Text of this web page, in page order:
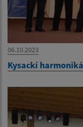
06.10.2023
Kysackí